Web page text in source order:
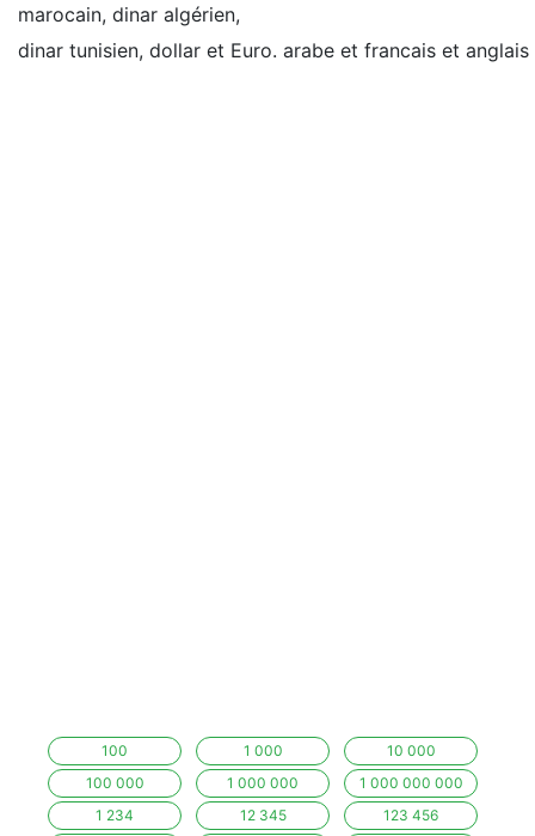
marocain, dinar algérien,
dinar tunisien, dollar et Euro. arabe et francais et anglais
100 1 000
10 000
100 000
1 000 000
1 000 000 000
1 234
12 345
123 456